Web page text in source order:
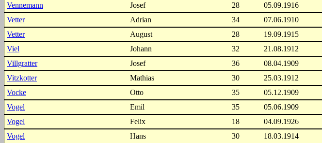
Vennemann
Josef 28 05.09.1916
Vetter
Adrian 34 07.06.1910
Vetter
August 28 19.09.1915
Viel
Johann 32 21.08.1912
Villgratter
Josef 36 08.04.1909
Vitzkotter
Mathias 30 25.03.1912
Vocke
Otto 35 05.12.1909
Vogel
Emil 35 05.06.1909
Vogel
Felix 18 04.09.1926
Vogel
Hans 30 18.03.1914